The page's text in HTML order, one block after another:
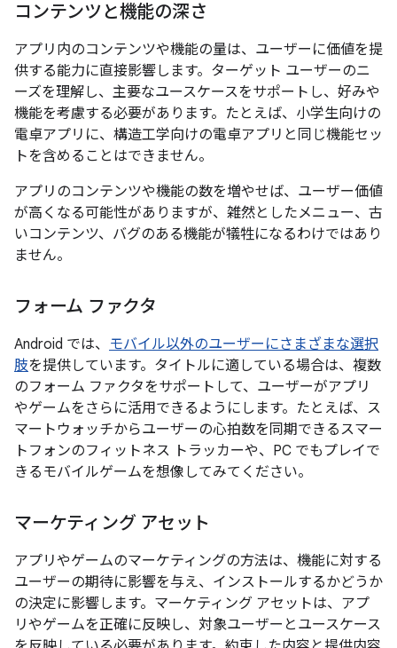
コンテンツと機能の深さ
アプリ内のコンテンツや機能の量は、ユーザーに価値を提
供する能力に直接影響します。ターゲット ユーザーのニ
ーズを理解し、主要なユースケースをサポートし、好みや
機能を考慮する必要があります。たとえば、小学生向けの
電卓アプリに、構造工学向けの電卓アプリと同じ機能セッ
トを含めることはできません。
アプリのコンテンツや機能の数を増やせば、ユーザー価値
が高くなる可能性がありますが、雑然としたメニュー、古
いコンテンツ、バグのある機能が犠牲になるわけではあり
ません。
フォーム ファクタ
Android では、 モバイル以外のユーザーにさまざまな選択
肢を提供しています。タイトルに適している場合は、複数
のフォーム ファクタをサポートして、ユーザーがアプリ
やゲームをさらに活用できるようにします。たとえば、ス
マートウォッチからユーザーの心拍数を同期できるスマー
トフォンのフィットネス トラッカーや、PC でもプレイで
きるモバイルゲームを想像してみてください。
マーケティング アセット
アプリやゲームのマーケティングの方法は、機能に対する
ユーザーの期待に影響を与え、インストールするかどうか
の決定に影響します。マーケティング アセットは、アプ
リやゲームを正確に反映し、対象ユーザーとユースケース